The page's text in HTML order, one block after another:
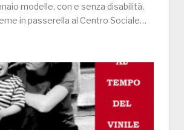
modelle, con e senza disabilità,
in passerella al Centro Sociale…